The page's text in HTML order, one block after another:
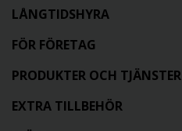
LÅNGTIDSHYRA
FÖR FÖRETAG
PRODUKTER OCH TJÄNSTER
EXTRA TILLBEHÖR